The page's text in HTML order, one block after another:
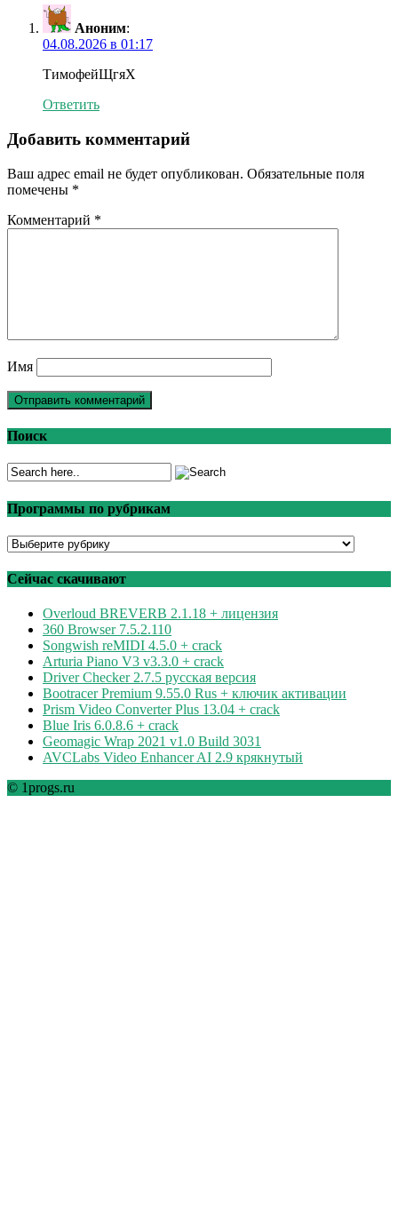
Аноним:
04.08.2026 в 01:17
ТимофейЩгяХ
Ответить
Добавить комментарий
Ваш адрес email не будет опубликован. Обязательные поля
помечены *
Комментарий *
Имя
Поиск
Программы по рубрикам
Программы
рубрикам
Сейчас скачивают
Overloud BREVERB 2.1.18 + лицензия
360 Browser 7.5.2.110
Songwish reMIDI 4.5.0 + crack
Arturia Piano V3 v3.3.0 + crack
Driver Checker 2.7.5 русская версия
Bootracer Premium 9.55.0 Rus + ключик активации
Prism Video Converter Plus 13.04 + crack
Blue Iris 6.0.8.6 + crack
Geomagic Wrap 2021 v1.0 Build 3031
AVCLabs Video Enhancer AI 2.9 крякнутый
© 1progs.ru